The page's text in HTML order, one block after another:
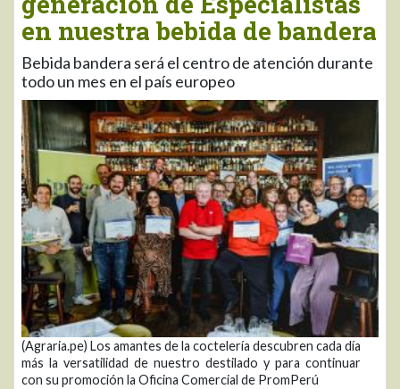
en nuestra bebida de bandera
Bebida bandera será el centro de atención durante
todo un mes en el país europeo
(Agraria.pe) Los amantes de la coctelería descubren cada día
más la versatilidad de nuestro destilado y para continuar
con su promoción la Oficina Comercial de PromPerú